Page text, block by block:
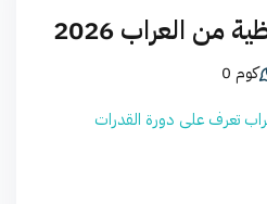
من العراب 2026
كوم 0
تعرف على دورة القدرات